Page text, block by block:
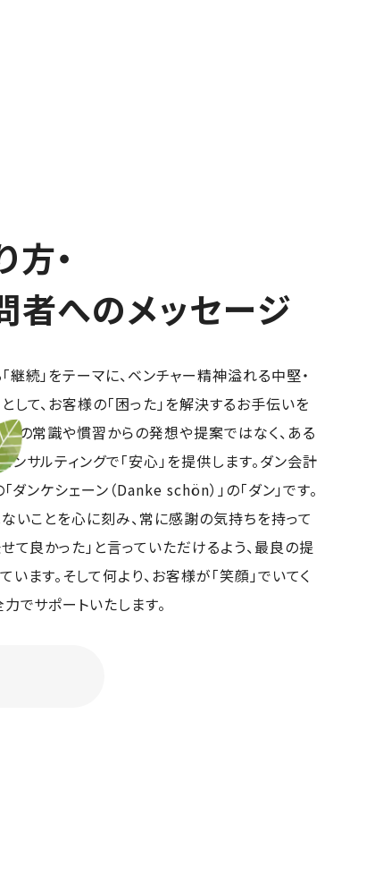
・
者へのメッセージ
続」をテーマに、ベンチャー精神溢れる中堅・
て、お客様の「困った」を解決するお手伝いを
去の常識や慣習からの発想や提案ではなく、ある
サルティングで「安心」を提供します。ダン会計
ダンケシェーン（Danke schön）」の「ダン」です。
いことを心に刻み、常に感謝の気持ちを持って
て良かった」と言っていただけるよう、最良の提
ます。そして何より、お客様が「笑顔」でいてく
でサポートいたします。